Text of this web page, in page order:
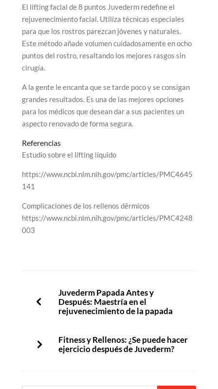
El lifting facial de 8 puntos Juvederm redefine el
rejuvenecimiento facial. Utiliza técnicas especiales
para que los rostros parezcan jóvenes y naturales.
Este método añade volumen cuidadosamente en ocho
puntos del rostro, resaltando los mejores rasgos sin
cirugía.
A la gente le encanta que se tarde poco y se consigan
grandes resultados. Es una de las mejores opciones
para los médicos que desean dar a sus pacientes un
aspecto renovado de forma segura.
Referencias
Estudio sobre el lifting líquido
https://www.ncbi.nlm.nih.gov/pmc/articles/PMC4645
141
Complicaciones de los rellenos dérmicos
https://www.ncbi.nlm.nih.gov/pmc/articles/PMC4248
003
Juvederm Papada Antes y
Después: Maestría en el
rejuvenecimiento de la papada
Fitness y Rellenos: ¿Se puede hacer
ejercicio después de Juvederm?